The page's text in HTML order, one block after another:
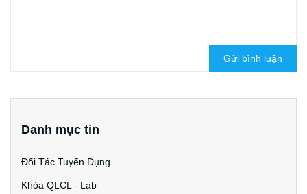
Gửi bình luận
Danh mục tin
Đối Tác Tuyển Dụng
Khóa QLCL - Lab